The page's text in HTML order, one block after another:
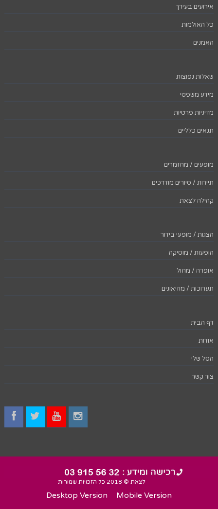
אירועים בעירך
כל האולמות
האמנים
שאלות נפוצות
מידע משפטי
מדיניות פרטיות
תנאים כלליים
מופעים / מחזמרים
תיירות / סיורים מודרכים
קהילה לצאת
הצגות / מופעי בידור
הופעות / מוסיקה
אופרה / מחול
תערוכות / מוזיאונים
דף הבית
אודות
הסל שלי
צור קשר
לצאת © 2018 כל הזכויות שמורות
Desktop Version Mobile Version